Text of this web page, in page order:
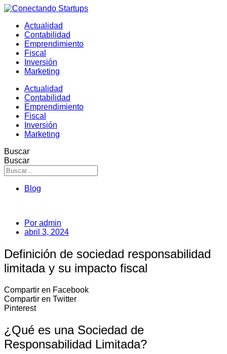
Actualidad
Contabilidad
Emprendimiento
Fiscal
Inversión
Marketing
Actualidad
Contabilidad
Emprendimiento
Fiscal
Inversión
Marketing
Buscar
Buscar
Blog
Por admin
abril 3, 2024
Definición de sociedad responsabilidad
limitada y su impacto fiscal
Compartir en Facebook
Compartir en Twitter
Pinterest
¿Qué es una Sociedad de
Responsabilidad Limitada?